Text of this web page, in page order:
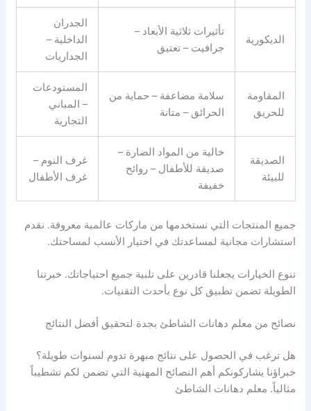
الديكورية
تأثيرات ثلاثية الأبعاد –
جرافيت – تعتيق
الجدران
الداخلية –
الجداريات
المقاومة
للحريق
سلامة مضاعفة – حماية من
الحرائق – متانة
المستودعات
– المباني
التجارية
الصديقة
للبيئة
خالية من المواد الضارة –
صديقة للأطفال – روائح
خفيفة
غرف النوم –
غرف الأطفال
جميع المنتجات التي نستخدمها من ماركات عالمية معروفة. نقدم
استشارات مجانية لمساعدتك في اختيار الأنسب لمساحتك.
تنوع الخيارات يجعلنا قادرين على تلبية جميع احتياجاتك. خبرتنا
الطويلة تضمن تطبيق كل نوع بأحدث التقنيات.
نصائح من معلم دهانات الشاطئ بجدة لتحقيق أفضل النتائج
هل ترغب في الحصول على نتائج مبهرة تدوم لسنوات طويلة؟
خبراؤنا يشاركونكم أهم النصائح المهنية التي تضمن لكم تشطيباً
مثالياً. معلم دهانات الشاطئ